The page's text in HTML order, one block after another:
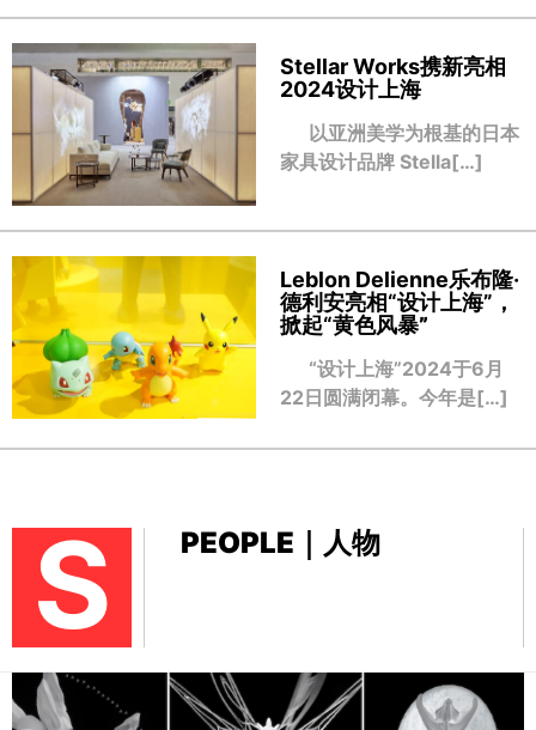
Stellar Works携新亮相
2024设计上海
以亚洲美学为根基的日本
家具设计品牌 Stella[…]
Leblon Delienne乐布隆·
德利安亮相“设计上海”，
掀起“黄色风暴”
“设计上海”2024于6月
22日圆满闭幕。今年是[…]
S PEOPLE｜人物